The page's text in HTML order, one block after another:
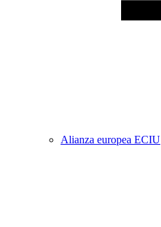
Alianza europea ECIU